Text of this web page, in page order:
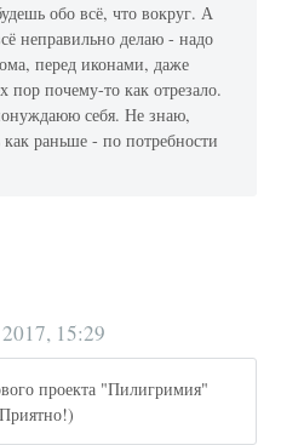
обо всё, что вокруг. А
неправильно делаю - надо
перед иконами, даже
пор почему-то как отрезало.
себя. Не знаю,
раньше - по потребности
15:29
проекта "Пилигримия"